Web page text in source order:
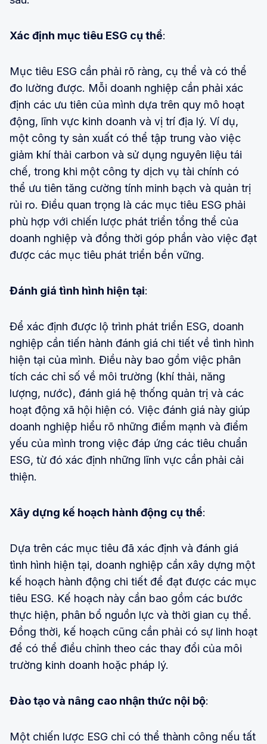
Xác định mục tiêu ESG cụ thể:
Mục tiêu ESG cần phải rõ ràng, cụ thể và có thể
đo lường được. Mỗi doanh nghiệp cần phải xác
định các ưu tiên của mình dựa trên quy mô hoạt
động, lĩnh vực kinh doanh và vị trí địa lý. Ví dụ,
một công ty sản xuất có thể tập trung vào việc
giảm khí thải carbon và sử dụng nguyên liệu tái
chế, trong khi một công ty dịch vụ tài chính có
thể ưu tiên tăng cường tính minh bạch và quản trị
rủi ro. Điều quan trọng là các mục tiêu ESG phải
phù hợp với chiến lược phát triển tổng thể của
doanh nghiệp và đồng thời góp phần vào việc đạt
được các mục tiêu phát triển bền vững.
Đánh giá tình hình hiện tại:
Để xác định được lộ trình phát triển ESG, doanh
nghiệp cần tiến hành đánh giá chi tiết về tình hình
hiện tại của mình. Điều này bao gồm việc phân
tích các chỉ số về môi trường (khí thải, năng
lượng, nước), đánh giá hệ thống quản trị và các
hoạt động xã hội hiện có. Việc đánh giá này giúp
doanh nghiệp hiểu rõ những điểm mạnh và điểm
yếu của mình trong việc đáp ứng các tiêu chuẩn
ESG, từ đó xác định những lĩnh vực cần phải cải
thiện.
Xây dựng kế hoạch hành động cụ thể:
Dựa trên các mục tiêu đã xác định và đánh giá
tình hình hiện tại, doanh nghiệp cần xây dựng một
kế hoạch hành động chi tiết để đạt được các mục
tiêu ESG. Kế hoạch này cần bao gồm các bước
thực hiện, phân bổ nguồn lực và thời gian cụ thể.
Đồng thời, kế hoạch cũng cần phải có sự linh hoạt
để có thể điều chỉnh theo các thay đổi của môi
trường kinh doanh hoặc pháp lý.
Đào tạo và nâng cao nhận thức nội bộ:
Một chiến lược ESG chỉ có thể thành công nếu tất